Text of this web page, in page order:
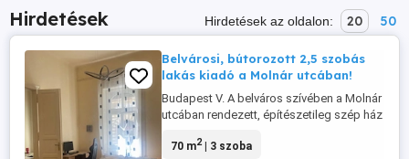
Hirdetések Hirdetések az oldalon: 20 50
Belvárosi, bútorozott 2,5 szobás
lakás kiadó a Molnár utcában!
Budapest V. A belváros szívében a Molnár
utcában rendezett, építészetileg szép ház
szobás, jó állapotú, fiatalosan bútorozott,
70 m2| 3 szoba